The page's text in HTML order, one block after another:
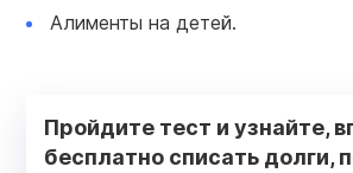
Алименты на детей.
Пройдите тест и узнайте,
бесплатно списать долги,